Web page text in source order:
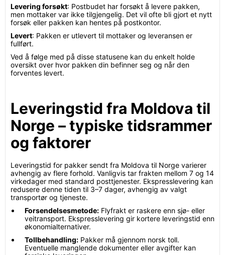
Levering forsøkt: Postbudet har forsøkt å levere pakken,
men mottaker var ikke tilgjengelig. Det vil ofte bli gjort et nytt
forsøk eller pakken kan hentes på postkontor.
Levert: Pakken er utlevert til mottaker og leveransen er
fullført.
Ved å følge med på disse statusene kan du enkelt holde
oversikt over hvor pakken din befinner seg og når den
forventes levert.
Leveringstid fra Moldova til
Norge – typiske tidsrammer
og faktorer
Leveringstid for pakker sendt fra Moldova til Norge varierer
avhengig av flere forhold. Vanligvis tar frakten mellom 7 og 14
virkedager med standard posttjenester. Ekspresslevering kan
redusere denne tiden til 3–7 dager, avhengig av valgt
transportør og tjeneste.
Forsendelsesmetode: Flyfrakt er raskere enn sjø- eller
veitransport. Ekspresslevering gir kortere leveringstid enn
økonomialternativer.
Tollbehandling: Pakker må gjennom norsk toll.
Eventuelle manglende dokumenter eller avgifter kan